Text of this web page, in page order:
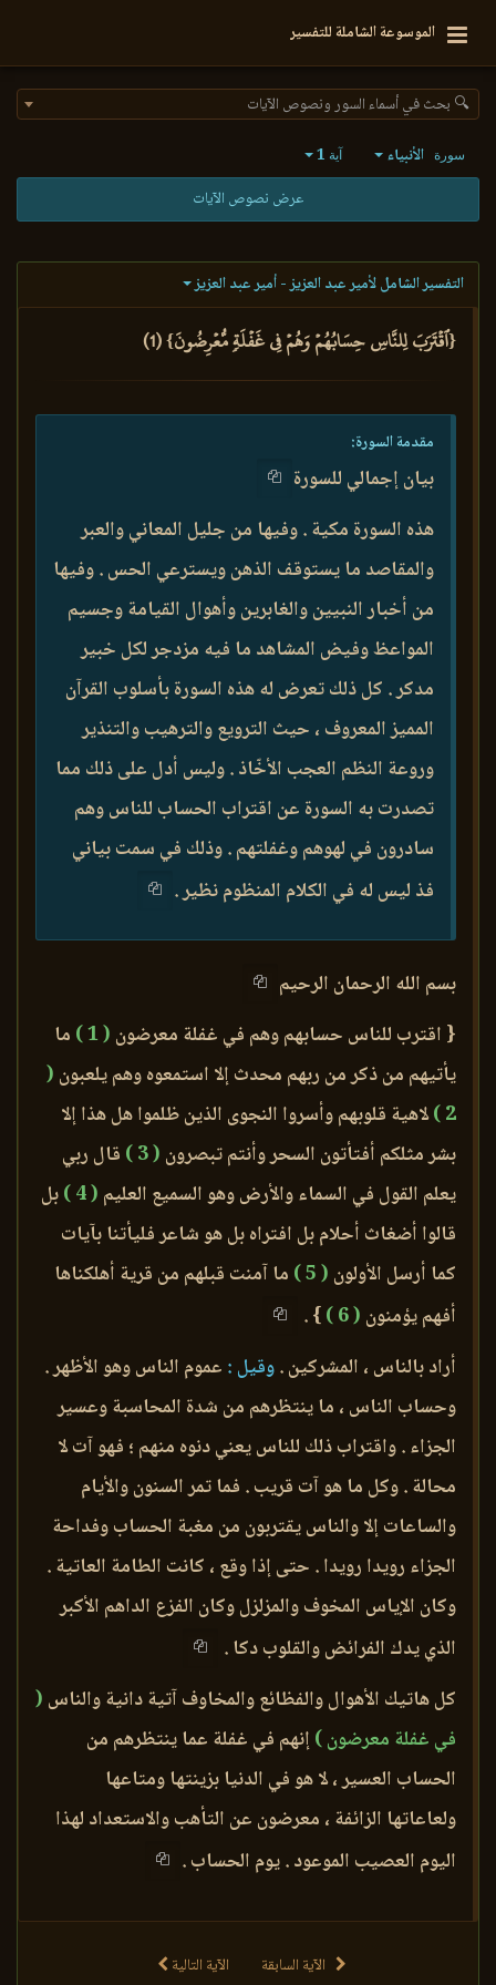
الموسوعة الشاملة للتفسير
🔍 بحث في أسماء السور ونصوص الآيات
سورة الأنبياء آية 1
عرض نصوص الآيات
التفسير الشامل لأمير عبد العزيز - أمير عبد العزيز
{ٱقۡتَرَبَ لِلنَّاسِ حِسَابُهُمۡ وَهُمۡ فِي غَفۡلَةٖ مُّعۡرِضُونَ} (1)
مقدمة السورة:
بيان إجمالي للسورة
هذه السورة مكية . وفيها من جليل المعاني والعبر
والمقاصد ما يستوقف الذهن ويسترعي الحس . وفيها
من أخبار النبيين والغابرين وأهوال القيامة وجسيم
المواعظ وفيض المشاهد ما فيه مزدجر لكل خبير
مدكر . كل ذلك تعرض له هذه السورة بأسلوب القرآن
المميز المعروف ، حيث الترويع والترهيب والتنذير
وروعة النظم العجب الأخّاذ . وليس أدل على ذلك مما
تصدرت به السورة عن اقتراب الحساب للناس وهم
سادرون في لهوهم وغفلتهم . وذلك في سمت بياني
فذ ليس له في الكلام المنظوم نظير .
بسم الله الرحمان الرحيم
{ اقترب للناس حسابهم وهم في غفلة معرضون ( 1 )
ما
يأتيهم من ذكر من ربهم محدث إلا استمعوه وهم يلعبون (
2 ) لاهية قلوبهم وأسروا النجوى الذين ظلموا هل هذا إلا
بشر مثلكم أفتأتون السحر وأنتم تبصرون ( 3 )
قال ربي
يعلم القول في السماء والأرض وهو السميع العليم ( 4 )
بل
قالوا أضغاث أحلام بل افتراه بل هو شاعر فليأتنا بآيات
كما أرسل الأولون ( 5 )
ما آمنت قبلهم من قرية أهلكناها
أفهم يؤمنون ( 6 )
} .
أراد بالناس ، المشركين .وقيل : عموم الناس وهو الأظهر .
وحساب الناس ، ما ينتظرهم من شدة المحاسبة وعسير
الجزاء . واقتراب ذلك للناس يعني دنوه منهم ؛ فهو آت لا
محالة . وكل ما هو آت قريب . فما تمر السنون والأيام
والساعات إلا والناس يقتربون من مغبة الحساب وفداحة
الجزاء رويدا رويدا . حتى إذا وقع ، كانت الطامة العاتية .
وكان الإياس المخوف والمزلزل وكان الفزع الداهم الأكبر
الذي يدك الفرائض والقلوب دكا .
كل هاتيك الأهوال والفظائع والمخاوف آتية دانية والناس (
في غفلة معرضون )إنهم في غفلة عما ينتظرهم من
الحساب العسير ، لا هو في الدنيا بزينتها ومتاعها
ولعاعاتها الزائفة ، معرضون عن التأهب والاستعداد لهذا
اليوم العصيب الموعود . يوم الحساب .
الآية السابقة الآية التالية